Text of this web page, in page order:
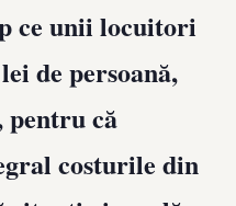
ce unii locuitori
de persoană,
că
costurile din